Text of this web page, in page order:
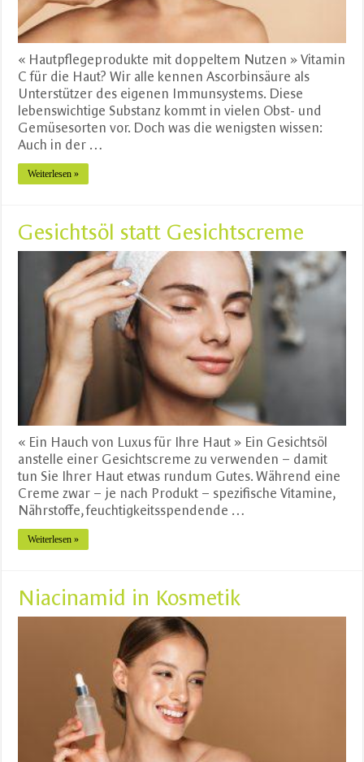
« Hautpflegeprodukte mit doppeltem Nutzen » Vitamin
C für die Haut? Wir alle kennen Ascorbinsäure als
Unterstützer des eigenen Immunsystems. Diese
lebenswichtige Substanz kommt in vielen Obst- und
Gemüsesorten vor. Doch was die wenigsten wissen:
Auch in der …
Weiterlesen »
Gesichtsöl statt Gesichtscreme
« Ein Hauch von Luxus für Ihre Haut » Ein Gesichtsöl
anstelle einer Gesichtscreme zu verwenden – damit
tun Sie Ihrer Haut etwas rundum Gutes. Während eine
Creme zwar – je nach Produkt – spezifische Vitamine,
Nährstoffe, feuchtigkeitsspendende …
Weiterlesen »
Niacinamid in Kosmetik